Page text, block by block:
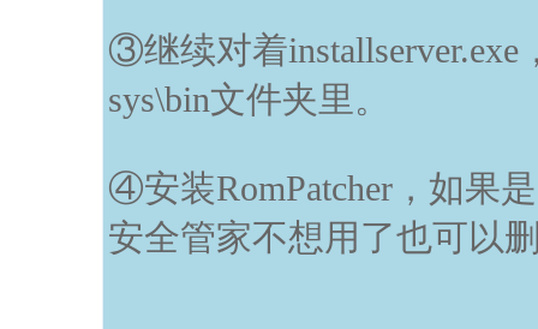
③继续对着
sys\bin文件夹里。
④安装RomPatcher，如果
安全管家不想用了也可以